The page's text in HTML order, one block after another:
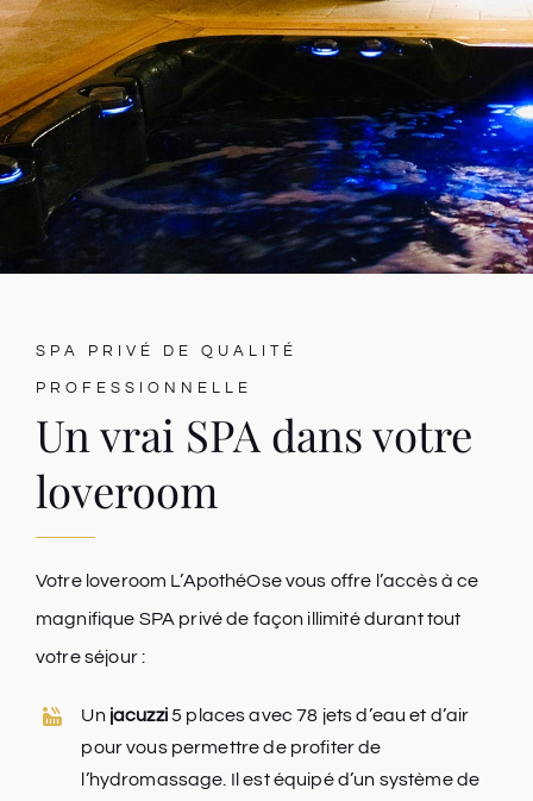
SPA PRIVÉ DE QUALITÉ
PROFESSIONNELLE
Un vrai SPA dans votre
loveroom
Votre loveroom L’ApothéOse vous offre l’accès à ce
magnifique SPA privé de façon illimité durant tout
votre séjour :
Un jacuzzi5 places avec 78 jets d’eau et d’air
pour vous permettre de profiter de
l’hydromassage. Il est équipé d’un système de